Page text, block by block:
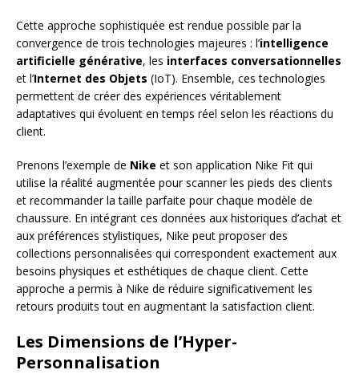
Cette approche sophistiquée est rendue possible par la
convergence de trois technologies majeures : l’intelligence
artificielle générative, les interfaces conversationnelles
et l’Internet des Objets (IoT). Ensemble, ces technologies
permettent de créer des expériences véritablement
adaptatives qui évoluent en temps réel selon les réactions du
client.
Prenons l’exemple de Nike et son application Nike Fit qui
utilise la réalité augmentée pour scanner les pieds des clients
et recommander la taille parfaite pour chaque modèle de
chaussure. En intégrant ces données aux historiques d’achat et
aux préférences stylistiques, Nike peut proposer des
collections personnalisées qui correspondent exactement aux
besoins physiques et esthétiques de chaque client. Cette
approche a permis à Nike de réduire significativement les
retours produits tout en augmentant la satisfaction client.
Les Dimensions de l’Hyper-
Personnalisation